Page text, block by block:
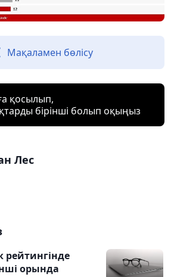
Мақаламен бөлісу
қосылып,
бірінші болып оқыңыз
Лес
рейтингінде
орында